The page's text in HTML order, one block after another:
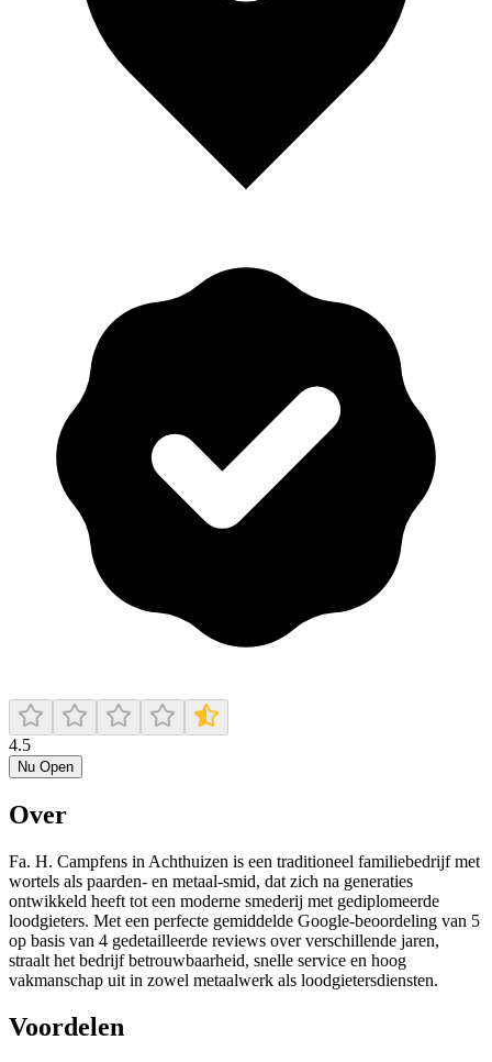
4.5
Nu Open
Over
Fa. H. Campfens in Achthuizen is een traditioneel familiebedrijf met
wortels als paarden‑ en metaal‑smid, dat zich na generaties
ontwikkeld heeft tot een moderne smederij met gediplomeerde
loodgieters. Met een perfecte gemiddelde Google‑beoordeling van 5
op basis van 4 gedetailleerde reviews over verschillende jaren,
straalt het bedrijf betrouwbaarheid, snelle service en hoog
vakmanschap uit in zowel metaalwerk als loodgietersdiensten.
Voordelen